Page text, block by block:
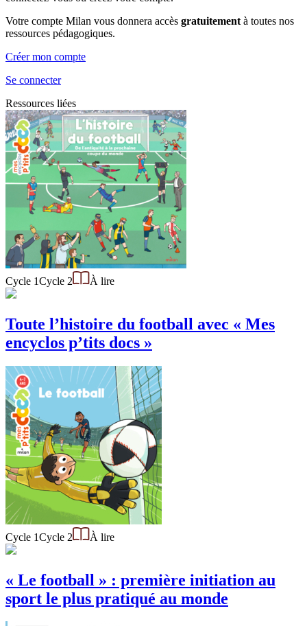
Votre compte Milan vous donnera accès gratuitement à toutes nos
ressources pédagogiques.
Créer mon compte
Se connecter
Ressources liées
Cycle 1Cycle 2 À lire
Toute l’histoire du football avec « Mes
encyclos p’tits docs »
Cycle 1Cycle 2 À lire
« Le football » : première initiation au
sport le plus pratiqué au monde